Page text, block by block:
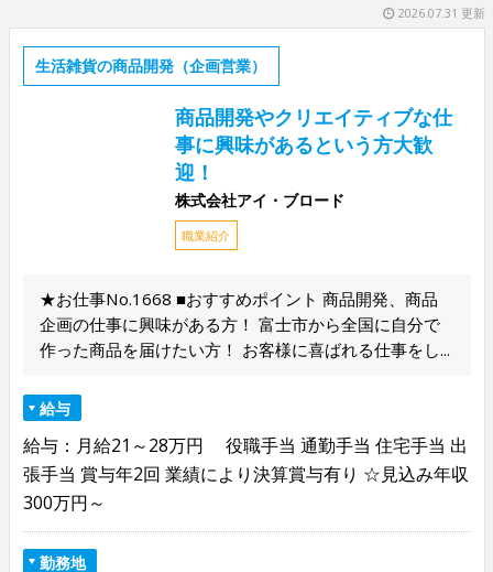
2026.07.31 更新
生活雑貨の商品開発（企画営業）
商品開発やクリエイティブな仕
事に興味があるという方大歓
迎！
株式会社アイ・ブロード
職業紹介
★お仕事No.1668 ■おすすめポイント 商品開発、商品
企画の仕事に興味がある方！ 富士市から全国に自分で
作った商品を届けたい方！ お客様に喜ばれる仕事をし...
給与
給与：月給21～28万円 役職手当 通勤手当 住宅手当 出
張手当 賞与年2回 業績により決算賞与有り ☆見込み年収
300万円～
勤務地